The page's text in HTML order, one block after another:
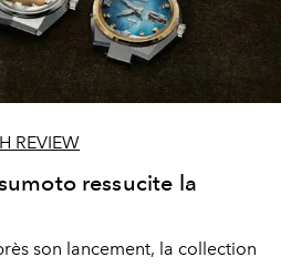
REVIEW
ressucite la
son lancement, la collection